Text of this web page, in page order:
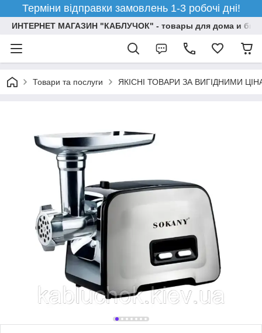
Терміни відправки замовлень 1-3 робочі дні!
ИНТЕРНЕТ МАГАЗИН "КАБЛУЧОК" - товары для дома и
Товари та послуги ЯКІСНІ ТОВАРИ ЗА ВИГІДНИМИ